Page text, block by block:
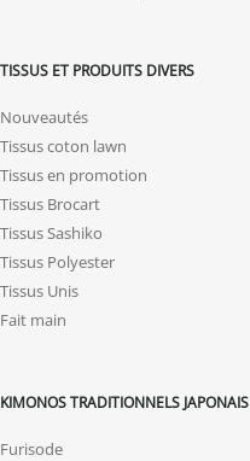
TISSUS ET PRODUITS DIVERS
Nouveautés
Tissus coton lawn
Tissus en promotion
Tissus Brocart
Tissus Sashiko
Tissus Polyester
Tissus Unis
Fait main
KIMONOS TRADITIONNELS JAPONAIS
Furisode